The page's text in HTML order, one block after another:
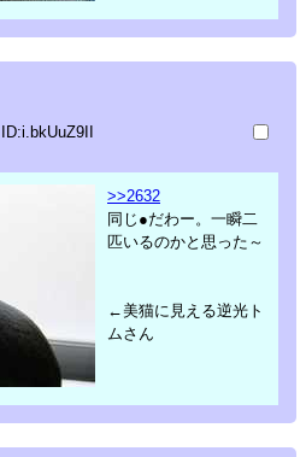
ID:i.bkUuZ9II
>>2632
同じ●だわー。一瞬二
匹いるのかと思った～
←美猫に見える逆光ト
ムさん